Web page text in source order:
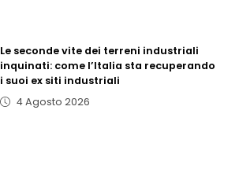
Le seconde vite dei terreni industriali
inquinati: come l’Italia sta recuperando
i suoi ex siti industriali
4 Agosto 2026